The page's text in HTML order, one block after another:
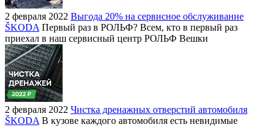
2 февраля 2022 Выгода 20% на сервисное обслуживание
ŠKODA Первый раз в РОЛЬФ? Всем, кто в первый раз
приехал в наш сервисный центр РОЛЬФ Вешки
2 февраля 2022 Чистка дренажных отверстий автомобиля
ŠKODA В кузове каждого автомобиля есть невидимые